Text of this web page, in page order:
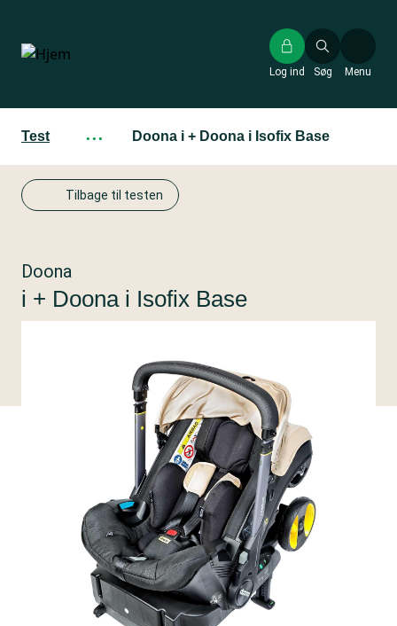
hovedindhold
Søg
Log ind Menu
Test ··· Doona i + Doona i Isofix Base
Tilbage til testen
Doona
i + Doona i Isofix Base